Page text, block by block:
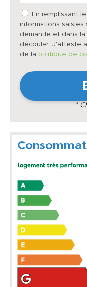
En remplissant
informations
demande et dans
découler. J'atteste
de la politique de
*